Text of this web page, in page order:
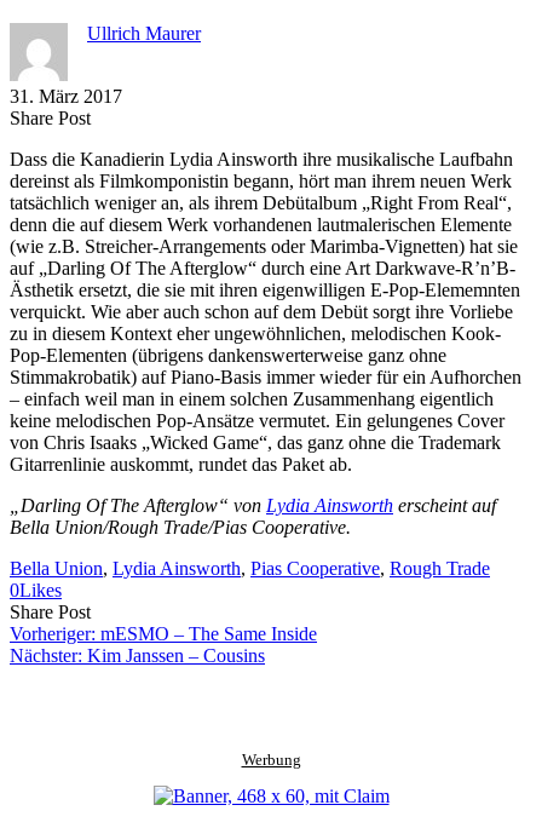
Ullrich Maurer
31. März 2017
Share PostShare
Facebook
Copy
to
clipboard
Send
via
eMail
Dass die Kanadierin Lydia Ainsworth ihre musikalische Laufbahn
dereinst als Filmkomponistin begann, hört man ihrem neuen Werk
tatsächlich weniger an, als ihrem Debütalbum „Right From Real“,
denn die auf diesem Werk vorhandenen lautmalerischen Elemente
(wie z.B. Streicher-Arrangements oder Marimba-Vignetten) hat sie
auf „Darling Of The Afterglow“ durch eine Art Darkwave-R’n’B-
Ästhetik ersetzt, die sie mit ihren eigenwilligen E-Pop-Elememnten
verquickt. Wie aber auch schon auf dem Debüt sorgt ihre Vorliebe
zu in diesem Kontext eher ungewöhnlichen, melodischen Kook-
Pop-Elementen (übrigens dankenswerterweise ganz ohne
Stimmakrobatik) auf Piano-Basis immer wieder für ein Aufhorchen
– einfach weil man in einem solchen Zusammenhang eigentlich
keine melodischen Pop-Ansätze vermutet. Ein gelungenes Cover
von Chris Isaaks „Wicked Game“, das ganz ohne die Trademark
Gitarrenlinie auskommt, rundet das Paket ab.
„Darling Of The Afterglow“ von Lydia Ainsworth erscheint auf
Bella Union/Rough Trade/Pias Cooperative.
Bella Union, Lydia Ainsworth, Pias Cooperative, Rough Trade
0Likes
Share PostShare
on
Facebook
Copy
URL
to
Send
Link
via
Vorheriger: mESMO – The Same Inside
Nächster: Kim Janssen – Cousins
Werbung